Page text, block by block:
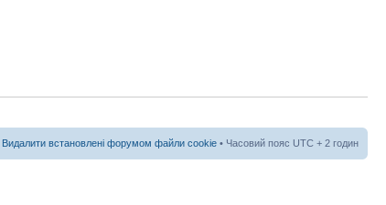
Видалити встановлені форумом файли cookie • Часовий пояс UTC + 2 годин